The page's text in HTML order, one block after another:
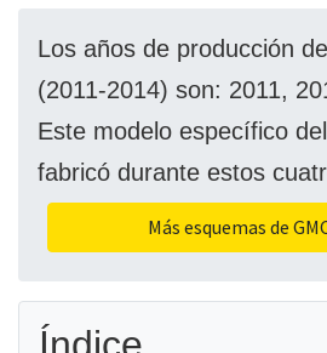
Los años de producción
(2011-2014) son: 2011,
Este modelo específico
fabricó durante estos
Más esquemas de